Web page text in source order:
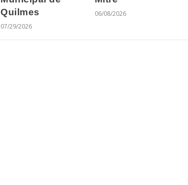
Quilmes
07/29/2026
06/08/2026